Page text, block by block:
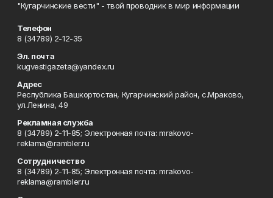
"Кугарчинские вести" - твой проводник в мир информации
Телефон
8 (34789) 2-12-35
Эл. почта
kugvestigazeta@yandex.ru
Адрес
Республика Башкортостан, Кугарчинский район, с.Мраково,
ул.Ленина, 49
Рекламная служба
8 (34789) 2-11-85; Электронная почта: mrakovo-
reklama@rambler.ru
Сотрудничество
8 (34789) 2-11-85; Электронная почта: mrakovo-
reklama@rambler.ru